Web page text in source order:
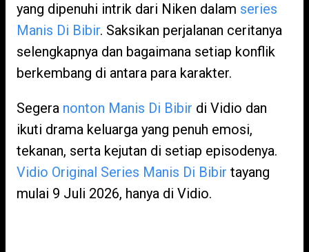
yang dipenuhi intrik dari Niken dalam series
Manis Di Bibir. Saksikan perjalanan ceritanya
selengkapnya dan bagaimana setiap konflik
berkembang di antara para karakter.
Segera nonton Manis Di Bibir di Vidio dan
ikuti drama keluarga yang penuh emosi,
tekanan, serta kejutan di setiap episodenya.
Vidio Original Series Manis Di Bibir tayang
mulai 9 Juli 2026, hanya di Vidio.